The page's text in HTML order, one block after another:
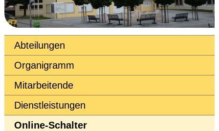
Abteilungen
Organigramm
Mitarbeitende
Dienstleistungen
Online-Schalter